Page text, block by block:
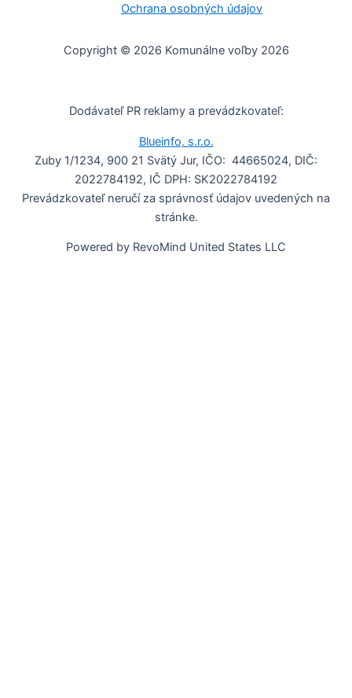
Ochrana osobných údajov
Copyright © 2026 Komunálne voľby 2026
Dodávateľ PR reklamy a prevádzkovateľ:
Blueinfo, s.r.o.
Zuby 1/1234, 900 21 Svätý Jur, IČO: 44665024, DIČ:
2022784192, IČ DPH: SK2022784192
Prevádzkovateľ neručí za správnosť údajov uvedených na
stránke.
Powered by RevoMind United States LLC